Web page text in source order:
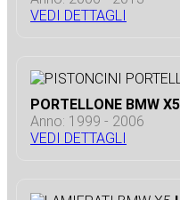
VEDI DETTAGLI
PORTELLONE BMW X5
Anno: 1999 - 2006
VEDI DETTAGLI